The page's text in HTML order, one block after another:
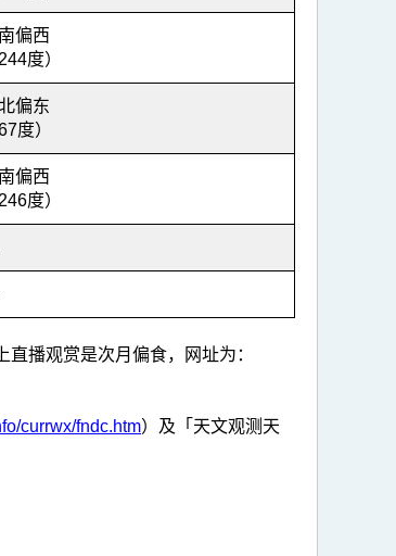
偏西
244度）
偏东
度）
偏西
246度）
播观赏是次月偏食，网址为：
currwx/fndc.htm）及「天文观测天